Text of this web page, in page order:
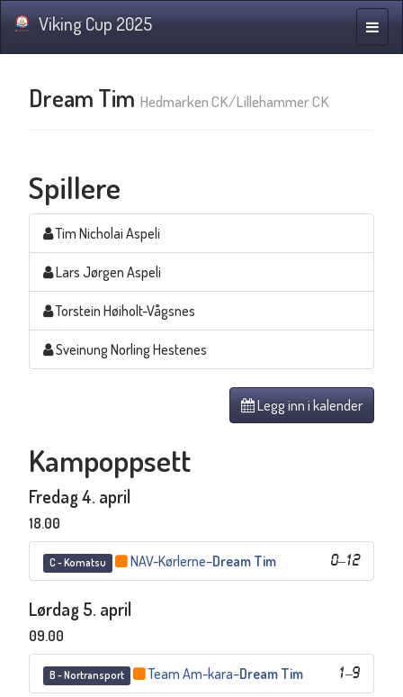
Viking Cup 2025
Dream Tim Hedmarken CK/Lillehammer CK
Spillere
Tim Nicholai Aspeli
Lars Jørgen Aspeli
Torstein Høiholt-Vågsnes
Sveinung Norling Hestenes
Legg inn i kalender
Kampoppsett
Fredag 4. april
18.00
C - Komatsu 0–12
NAV-Kørlerne–Dream Tim
Lørdag 5. april
09.00
B - Nortransport 1–9
Team Am-kara–Dream Tim